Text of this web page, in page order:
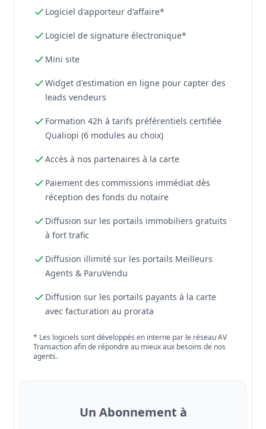
Logiciel d'apporteur d'affaire*
Logiciel de signature électronique*
Mini site
Widget d'estimation en ligne pour capter des
leads vendeurs
Formation 42h à tarifs préférentiels certifiée
Qualiopi (6 modules au choix)
Accès à nos partenaires à la carte
Paiement des commissions immédiat dès
réception des fonds du notaire
Diffusion sur les portails immobiliers gratuits
à fort trafic
Diffusion illimité sur les portails Meilleurs
Agents & ParuVendu
Diffusion sur les portails payants à la carte
avec facturation au prorata
* Les logiciels sont développés en interne par le réseau AV
Transaction afin de répondre au mieux aux besoins de nos
agents.
Un Abonnement à